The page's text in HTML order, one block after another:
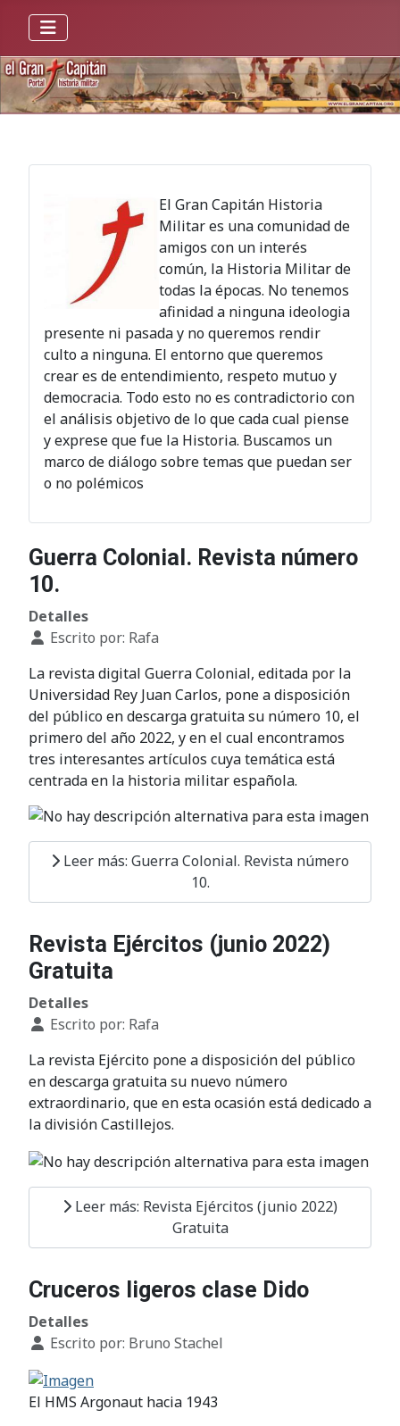
El Gran Capitán Historia
Militar es una comunidad de
amigos con un interés
común, la Historia Militar de
todas la épocas. No tenemos
afinidad a ninguna ideologia
presente ni pasada y no queremos rendir
culto a ninguna. El entorno que queremos
crear es de entendimiento, respeto mutuo y
democracia. Todo esto no es contradictorio con
el análisis objetivo de lo que cada cual piense
y exprese que fue la Historia. Buscamos un
marco de diálogo sobre temas que puedan ser
o no polémicos
Guerra Colonial. Revista número
10.
Detalles
Escrito por: Rafa
La revista digital Guerra Colonial, editada por la
Universidad Rey Juan Carlos, pone a disposición
del público en descarga gratuita su número 10, el
primero del año 2022, y en el cual encontramos
tres interesantes artículos cuya temática está
centrada en la historia militar española.
Leer más: Guerra Colonial. Revista número
10.
Revista Ejércitos (junio 2022)
Gratuita
Detalles
Escrito por: Rafa
La revista Ejército pone a disposición del público
en descarga gratuita su nuevo número
extraordinario, que en esta ocasión está dedicado a
la división Castillejos.
Leer más: Revista Ejércitos (junio 2022)
Gratuita
Cruceros ligeros clase Dido
Detalles
Escrito por: Bruno Stachel
El HMS Argonaut hacia 1943